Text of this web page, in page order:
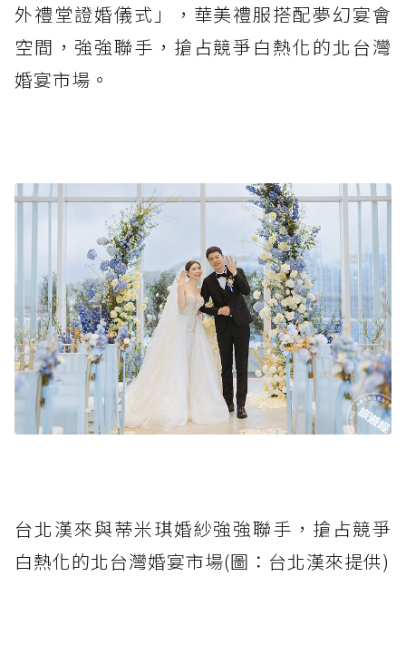
外禮堂證婚儀式」，華美禮服搭配夢幻宴會
空間，強強聯手，搶占競爭白熱化的北台灣
婚宴市場。
台北漢來與蒂米琪婚紗強強聯手，搶占競爭
白熱化的北台灣婚宴市場(圖：台北漢來提供)